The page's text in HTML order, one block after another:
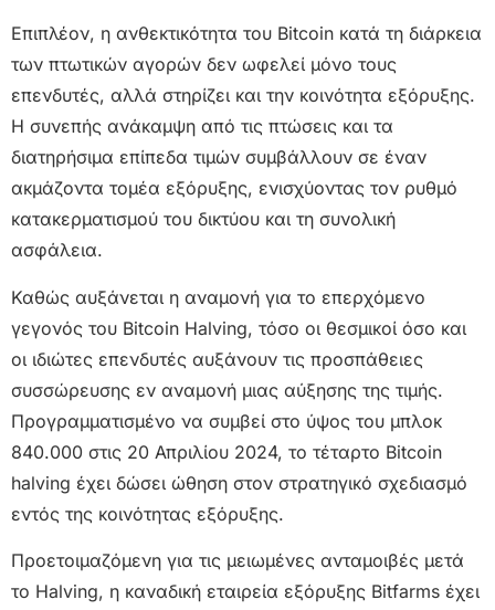
Επιπλέον, η ανθεκτικότητα του Bitcoin κατά τη διάρκεια
των πτωτικών αγορών δεν ωφελεί μόνο τους
επενδυτές, αλλά στηρίζει και την κοινότητα εξόρυξης.
Η συνεπής ανάκαμψη από τις πτώσεις και τα
διατηρήσιμα επίπεδα τιμών συμβάλλουν σε έναν
ακμάζοντα τομέα εξόρυξης, ενισχύοντας τον ρυθμό
κατακερματισμού του δικτύου και τη συνολική
ασφάλεια.
Καθώς αυξάνεται η αναμονή για το επερχόμενο
γεγονός του Bitcoin Halving, τόσο οι θεσμικοί όσο και
οι ιδιώτες επενδυτές αυξάνουν τις προσπάθειες
συσσώρευσης εν αναμονή μιας αύξησης της τιμής.
Προγραμματισμένο να συμβεί στο ύψος του μπλοκ
840.000 στις 20 Απριλίου 2024, το τέταρτο Bitcoin
halving έχει δώσει ώθηση στον στρατηγικό σχεδιασμό
εντός της κοινότητας εξόρυξης.
Προετοιμαζόμενη για τις μειωμένες ανταμοιβές μετά
το Halving, η καναδική εταιρεία εξόρυξης Bitfarms έχει